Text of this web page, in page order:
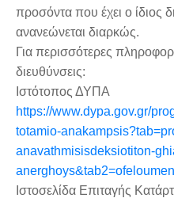
προσόντα που έχει ο ίδιος
ανανεώνεται διαρκώς.
Για περισσότερες
διευθύνσεις:
Ιστότοπος ΔΥΠΑ
https://www.dypa.gov.gr/
totamio-
anavathmisisdeksiotiton-
Ιστοσελίδα Επιταγής